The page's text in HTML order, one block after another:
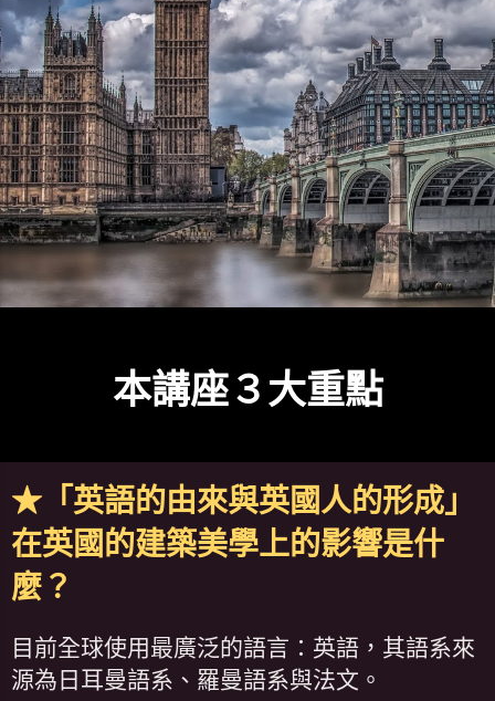
本講座３大重點
★「英語的由來與英國人的形成」
在英國的建築美學上的影響是什
麼？
目前全球使用最廣泛的語言：英語，其語系來
源為日耳曼語系、羅曼語系與法文。